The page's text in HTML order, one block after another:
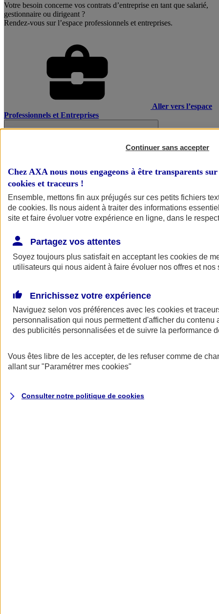
Votre besoin concerne vos contrats d’entreprise en tant que salarié,
gestionnaire ou dirigeant ?
Rendez-vous sur l’espace professionnels et entreprises.
Aller vers l’espace
Professionnels et Entreprises
AXA Assurance
Continuer sans accepter
Chez AXA nous nous engageons à être transparents
cookies et traceurs !
Ensemble, mettons fin aux préjugés sur ces petits fichiers
de cookies. Ils nous aident à traiter des informations
site et faire évoluer votre expérience en ligne, dans le
Partagez vos attentes
Soyez toujours plus satisfait en acceptant les cookies de
utilisateurs qui nous aident à faire évoluer nos offres et nos
Enrichissez votre expérience
Naviguez selon vos préférences avec les cookies et
personnalisation qui nous permettent d'afficher du contenu
des publicités personnalisées et de suivre la performance
Vous êtes libre de les accepter, de les refuser comme de
allant sur "Paramétrer mes cookies"
Consulter notre politique de cookies